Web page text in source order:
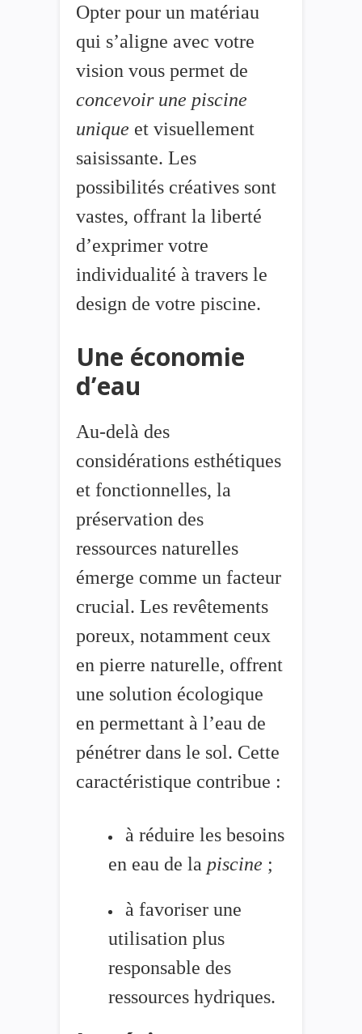
Opter pour un matériau
qui s’aligne avec votre
vision vous permet de
concevoir une piscine
unique et visuellement
saisissante. Les
possibilités créatives sont
vastes, offrant la liberté
d’exprimer votre
individualité à travers le
design de votre piscine.
Une économie
d’eau
Au-delà des
considérations esthétiques
et fonctionnelles, la
préservation des
ressources naturelles
émerge comme un facteur
crucial. Les revêtements
poreux, notamment ceux
en pierre naturelle, offrent
une solution écologique
en permettant à l’eau de
pénétrer dans le sol. Cette
caractéristique contribue :
à réduire les besoins
en eau de la piscine ;
à favoriser une
utilisation plus
responsable des
ressources hydriques.